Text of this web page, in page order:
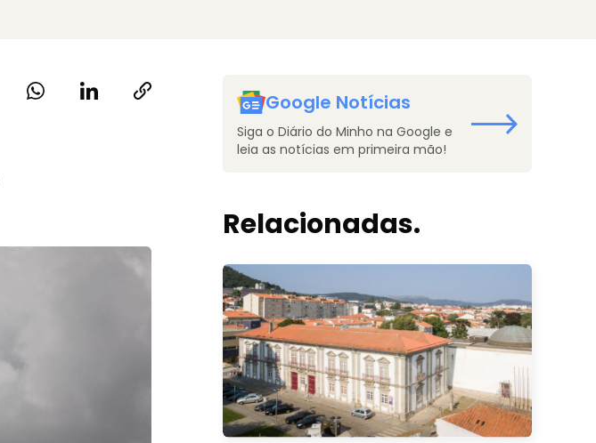
Google Notícias
Siga o Diário do Minho na Google e
leia as notícias em primeira mão!
Relacionadas.